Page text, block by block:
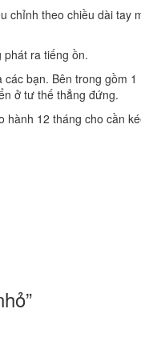
chỉnh theo chiều dài tay
phát ra tiếng ồn.
bạn. Bên trong gồm 1
ở tư thế thẳng đứng.
hành 12 tháng cho cần